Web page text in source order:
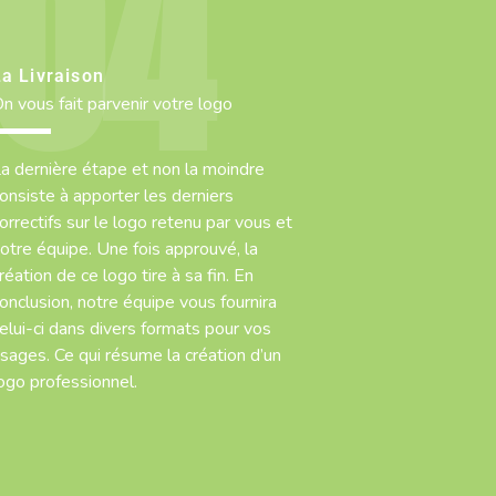
Livraison
vous fait parvenir votre logo
dernière étape et non la moindre
à apporter les derniers
sur le logo retenu par vous et
équipe. Une fois approuvé, la
de ce logo tire à sa fin. En
notre équipe vous fournira
ci dans divers formats pour vos
Ce qui résume la création d’un
professionnel.